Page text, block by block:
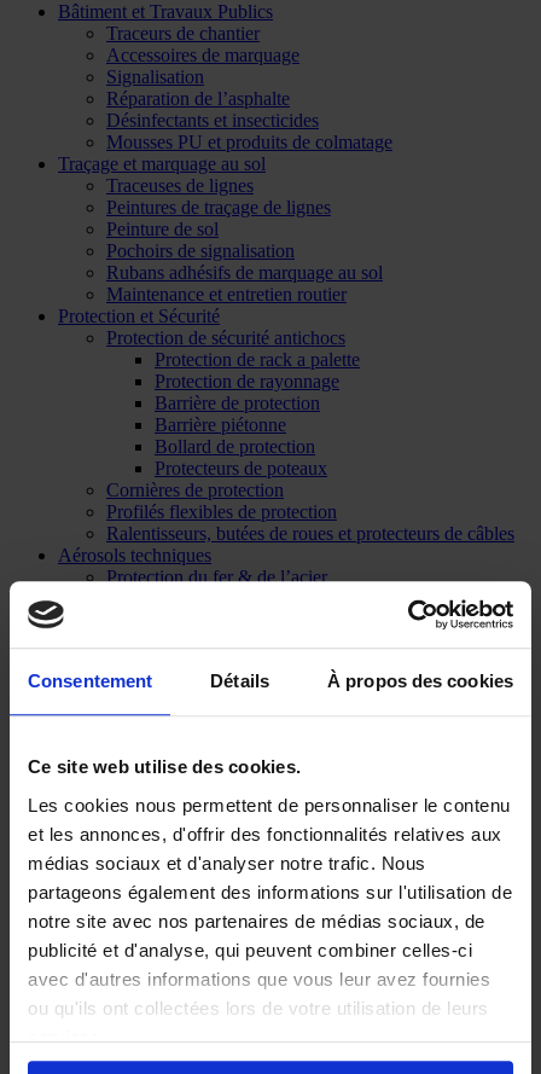
Consentement Détails À propos des cookies
Ce site web utilise des cookies.
Les cookies nous permettent de personnaliser le contenu
et les annonces, d'offrir des fonctionnalités relatives aux
médias sociaux et d'analyser notre trafic. Nous
partageons également des informations sur l'utilisation de
notre site avec nos partenaires de médias sociaux, de
publicité et d'analyse, qui peuvent combiner celles-ci
avec d'autres informations que vous leur avez fournies
ou qu'ils ont collectées lors de votre utilisation de leurs
services.
Bâtiment et Travaux Publics
Traceurs de chantier
Accessoires de marquage
Signalisation
Réparation de l’asphalte
Désinfectants et insecticides
Mousses PU et produits de colmatage
Traçage et marquage au sol
Traceuses de lignes
Peintures de traçage de lignes
Peinture de sol
Pochoirs de signalisation
Rubans adhésifs de marquage au sol
Maintenance et entretien routier
Protection et Sécurité
Protection de sécurité antichocs
Protection de rack a palette
Protection de rayonnage
Barrière de protection
Barrière piétonne
Bollard de protection
Protecteurs de poteaux
Cornières de protection
Profilés flexibles de protection
Ralentisseurs, butées de roues et protecteurs de câbles
Aérosols techniques
Protection du fer & de l’acier
Décapant peinture
Évènementiel
Désinfectants et insecticides
Accessoires pour aerosols
Produit de signalisation
Boutique en ligne
Ampere System»Traçage et marquage au sol»Maintenance et
entretien routier
Maintenance et entretien routier